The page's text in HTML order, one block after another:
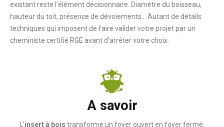
existant reste l’élément décisionnaire. Diamètre du boisseau,
hauteur du toit, présence de dévoiements… Autant de détails
techniques qui imposent de faire valider votre projet par un
cheministe certifié RGE avant d’arrêter votre choix.
A savoir
L’insert à bois transforme un foyer ouvert en foyer fermé,